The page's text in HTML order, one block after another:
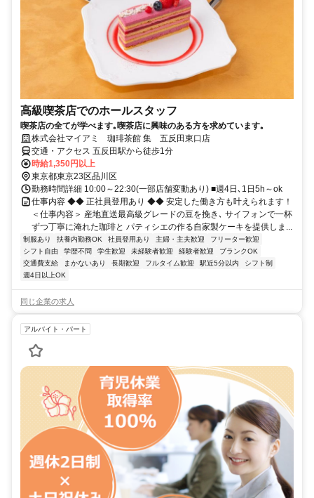
高級喫茶店でのホールスタッフ
喫茶店の全てが学べます｡喫茶店に興味のある方を求めています｡
株式会社マイアミ 珈琲茶館 集 五反田東口店
交通・アクセス 五反田駅から徒歩1分
時給1,350円以上
東京都東京23区品川区
勤務時間詳細 10:00～22:30(一部店舗変動あり) ■週4日､1日5h～ok
仕事内容 ◆◆ 正社員登用あり ◆◆ 安定した働き方も叶えられます！
＜仕事内容＞ 産地直送最高級グレードの豆を挽き､ サイフォンで一杯
ずつ丁寧に淹れた珈琲と パティシエの作る自家製ケーキを提供しま...
制服あり 扶養内勤務OK 社員登用あり 主婦・主夫歓迎
フリーター歓迎
シフト自由
学歴不問 学生歓迎 未経験者歓迎 経験者歓迎
ブランクOK
交通費支給
まかないあり 長期歓迎 フルタイム歓迎 駅近5分以内
シフト制
週4日以上OK
同じ企業の求人
アルバイト・パート